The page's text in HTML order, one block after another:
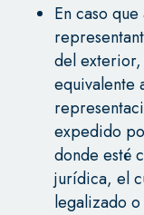
En caso
del
equivalente
expedido
donde esté
jurídica, el
legalizado